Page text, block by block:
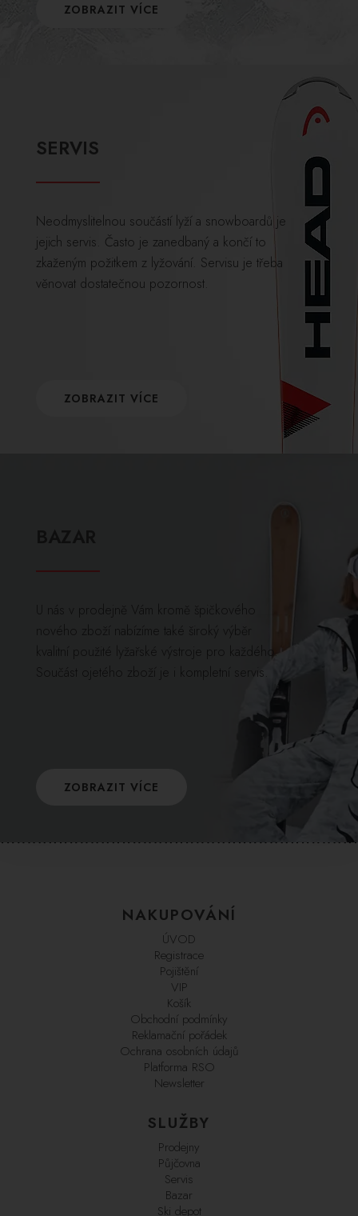
ZOBRAZIT VÍCE
SERVIS
Neodmyslitelnou součástí lyží a snowboardů je
jejich servis. Často je zanedbaný a končí to
zkaženým požitkem z lyžování. Servisu je třeba
věnovat dostatečnou pozornost.
ZOBRAZIT VÍCE
U nás v prodejně Vám kromě špičkového
nového zboží nabízíme také široký výběr
kvalitní použité lyžařské výstroje pro každého.
Součást ojetého zboží je i kompletní servis.
ZOBRAZIT VÍCE
NAKUPOVÁNÍ
ÚVOD
Registrace
Pojištění
VIP
Košík
Obchodní podmínky
Reklamační pořádek
Ochrana osobních údajů
Platforma RSO
Newsletter
SLUŽBY
Prodejny
Půjčovna
Servis
Bazar
Ski depot